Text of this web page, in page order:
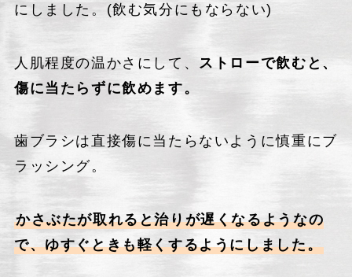
にしました。(飲む気分にもならない)
人肌程度の温かさにして、 ストローで飲むと、
傷に当たらずに飲めます。
歯ブラシは直接傷に当たらないように慎重にブ
ラッシング。
かさぶたが取れると治りが遅くなるようなの
で、ゆすぐときも軽くするようにしました。